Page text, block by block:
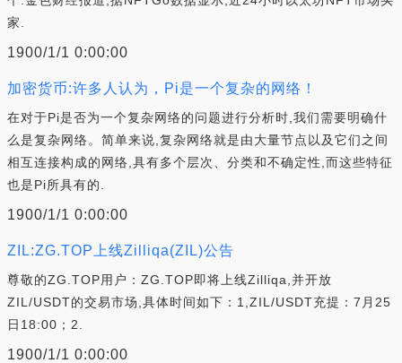
家.
1900/1/1 0:00:00
加密货币:许多人认为，Pi是一个复杂的网络！
在对于Pi是否为一个复杂网络的问题进行分析时,我们需要明确什
么是复杂网络。简单来说,复杂网络就是由大量节点以及它们之间
相互连接构成的网络,具有多个层次、分类和不确定性,而这些特征
也是Pi所具有的.
1900/1/1 0:00:00
ZIL:ZG.TOP上线Zilliqa(ZIL)公告
尊敬的ZG.TOP用户：ZG.TOP即将上线Zilliqa,并开放
ZIL/USDT的交易市场,具体时间如下：1,ZIL/USDT充提：7月25
日18:00；2.
1900/1/1 0:00:00